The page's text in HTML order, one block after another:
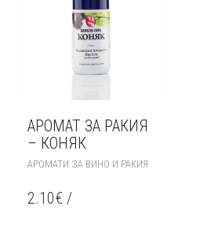
АРОМАТ ЗА РАКИЯ
– КОНЯК
АРОМАТИ ЗА ВИНО И РАКИЯ
2.10€ /